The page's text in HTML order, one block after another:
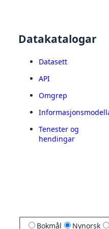
Datakatalogar
Datasett
API
Omgrep
Tenester og
hendingar
Bokmål Nynorsk